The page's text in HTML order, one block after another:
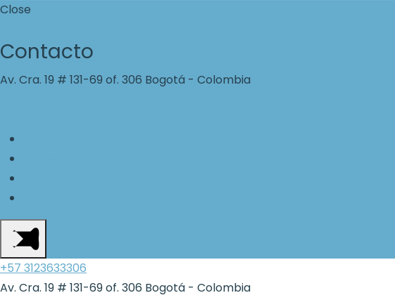
Close
Contacto
Av. Cra. 19 # 131-69 of. 306 Bogotá - Colombia
+57 3123633306
Av. Cra. 19 # 131-69 of. 306 Bogotá - Colombia